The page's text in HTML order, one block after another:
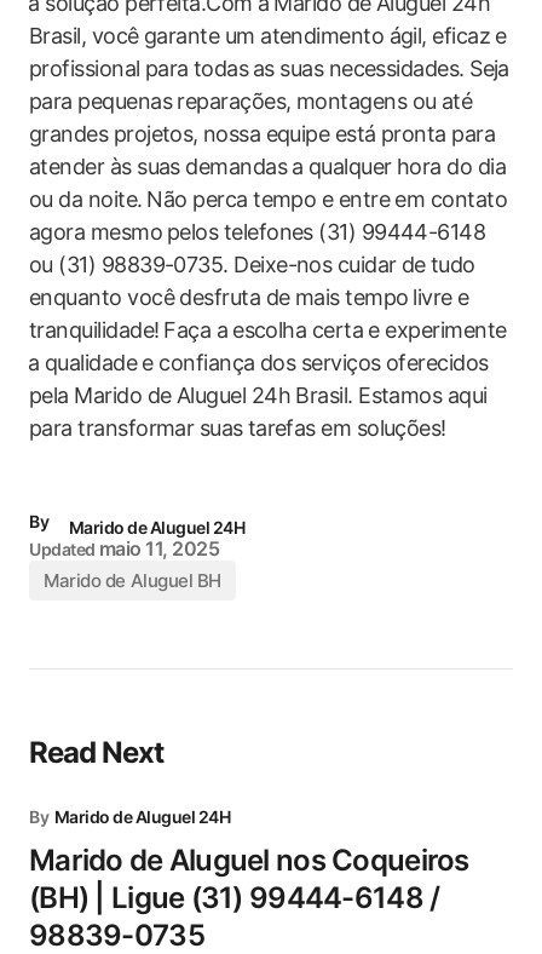
Brasil, você garante um atendimento ágil, eficaz ⁤e
‌profissional para ⁢todas⁤ as suas necessidades. Seja
para pequenas reparações, montagens ou até⁣
grandes projetos, ⁤nossa equipe está pronta para
atender às ‌suas demandas ⁤a qualquer hora do dia
ou da noite.⁣ Não perca‌ tempo e entre em‌ contato
agora mesmo⁣ pelos telefones (31) 99444-6148 ​
ou (31) ​98839-0735. Deixe-nos‍ cuidar‌ de⁢ tudo
enquanto você desfruta de mais tempo⁢ livre‌ e
tranquilidade!⁤ Faça a ⁢escolha certa e​ experimente
⁢a⁢ qualidade e confiança dos serviços oferecidos
pela Marido de Aluguel 24h Brasil. Estamos aqui
para transformar ‌suas⁣ tarefas em soluções!
By
Marido de Aluguel 24H
Updated maio 11, 2025
Marido de Aluguel BH
Read Next
By Marido de Aluguel 24H
Marido de Aluguel nos Coqueiros
(BH) | Ligue (31) 99444-6148 /
98839-0735